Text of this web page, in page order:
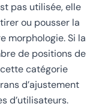
pas utilisée, elle
ou pousser la
morphologie. Si la
de positions de
catégorie
d’ajustement
d’utilisateurs.